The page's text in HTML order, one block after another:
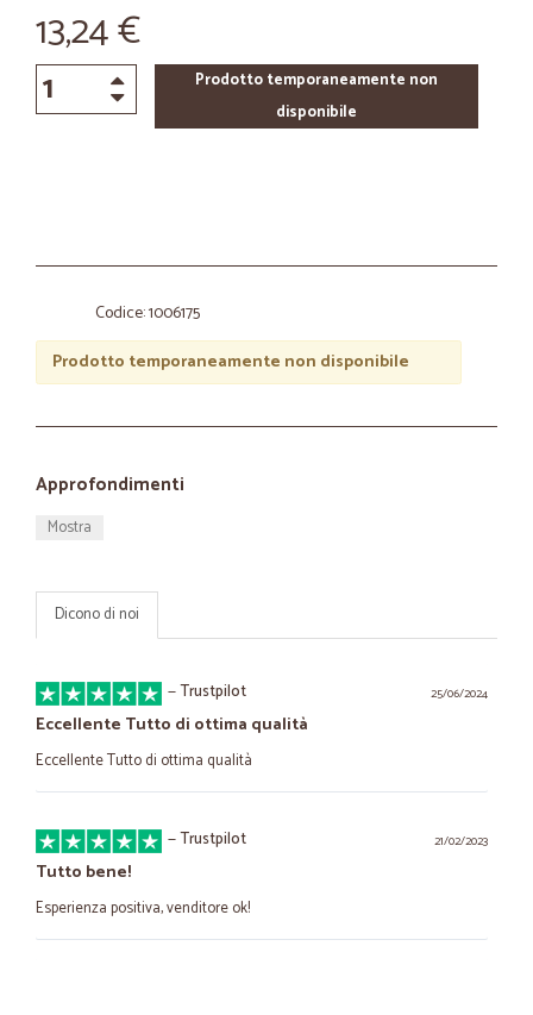
13,24 €
Prodotto temporaneamente non
disponibile
Codice: 1006175
Prodotto temporaneamente non disponibile
Approfondimenti
Mostra
Dicono di noi
25/06/2024
—Trustpilot
Eccellente Tutto di ottima qualità
Eccellente Tutto di ottima qualità
21/02/2023
—Trustpilot
Tutto bene!
Esperienza positiva, venditore ok!